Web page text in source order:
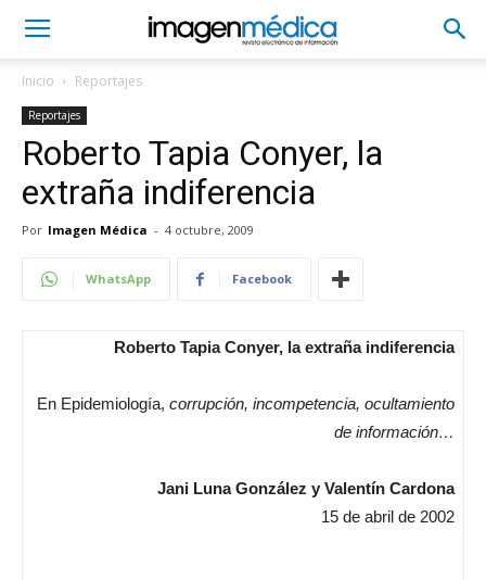
Inicio Reportajes
Reportajes
Roberto Tapia Conyer, la
extraña indiferencia
Por Imagen Médica - 4 octubre, 2009
WhatsApp Facebook
Roberto Tapia Conyer, la extraña indiferencia
En Epidemiología, corrupción, incompetencia, ocultamiento
de información…
Jani Luna González y Valentín Cardona
15 de abril de 2002